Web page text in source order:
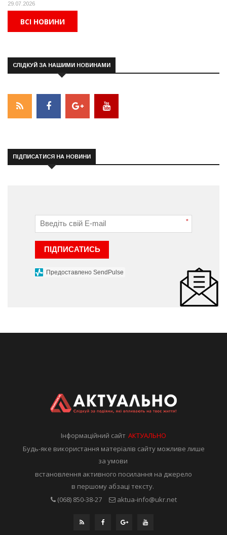
29.07.2026
ВСІ НОВИНИ
СЛІДКУЙ ЗА НАШИМИ НОВИНАМИ
ПІДПИСАТИСЯ НА НОВИНИ
*
ПІДПИСАТИСЬ
Предоставлено SendPulse
Інформаційний сайтАКТУАЛЬНО
Будь-яке використання матеріалів сайту можливе лише
за умови
встановлення активного посилання на джерело
в першому абзаці тексту.
(068) 850-38-27
aktua-info@ukr.net